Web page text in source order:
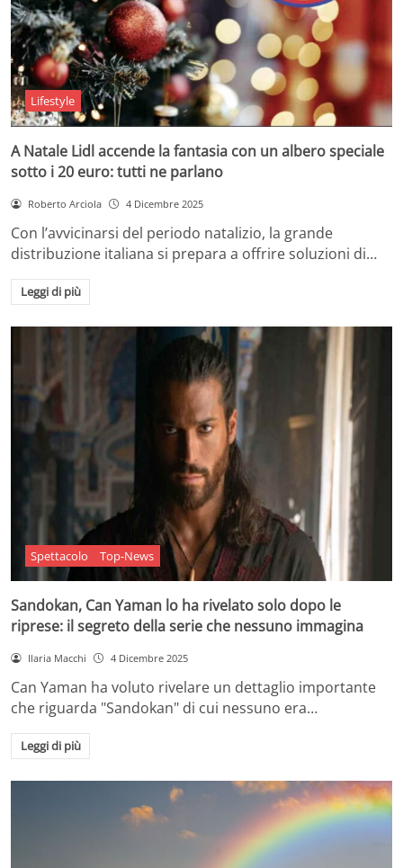
Lifestyle
A Natale Lidl accende la fantasia con un albero speciale
sotto i 20 euro: tutti ne parlano
Roberto Arciola 4 Dicembre 2025
Con l’avvicinarsi del periodo natalizio, la grande
distribuzione italiana si prepara a offrire soluzioni di…
Leggi di più
Spettacolo Top-News
Sandokan, Can Yaman lo ha rivelato solo dopo le
riprese: il segreto della serie che nessuno immagina
Ilaria Macchi 4 Dicembre 2025
Can Yaman ha voluto rivelare un dettaglio importante
che riguarda "Sandokan" di cui nessuno era…
Leggi di più